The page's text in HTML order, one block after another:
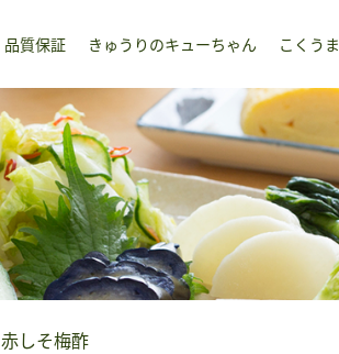
品質保証 きゅうりのキューちゃん こくうま
赤しそ梅酢